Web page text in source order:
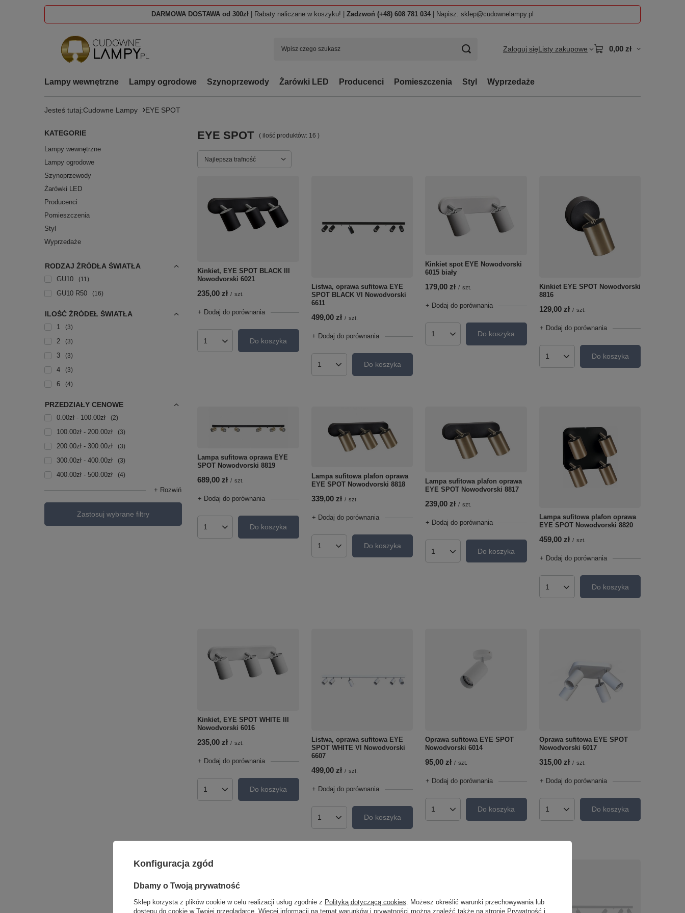
DARMOWA DOSTAWA od 300zł | Rabaty naliczane w koszyku! | Zadzwoń (+48) 608 781 034 | Napisz: sklep@cudownelampy.pl
Zaloguj sięListy zakupowe 0,00 zł
Lampy wewnętrzne Lampy ogrodowe Szynoprzewody Żarówki LED Producenci Pomieszczenia Styl Wyprzedaże
Jesteś tutaj:Cudowne Lampy EYE SPOT
KATEGORIE
Lampy wewnętrzne
Lampy ogrodowe
Szynoprzewody
Żarówki LED
Producenci
Pomieszczenia
Styl
Wyprzedaże
RODZAJ ŹRÓDŁA ŚWIATŁA
GU10 11
GU10 R50 16
ILOŚĆ ŹRÓDEŁ ŚWIATŁA
1 3
2 3
3 3
4 3
6 4
PRZEDZIAŁY CENOWE
0.00zł - 100.00zł 2
100.00zł - 200.00zł 3
200.00zł - 300.00zł 3
300.00zł - 400.00zł 3
400.00zł - 500.00zł 4
+ Rozwiń
Zastosuj wybrane filtry
EYE SPOT ( ilość produktów: 16 )
Zmień sortowanie
Najlepsza trafność
Kinkiet, EYE SPOT BLACK III
Nowodvorski 6021
235,00 zł / szt.
+ Dodaj do porównania
Ilość produktówDo koszyka
Listwa, oprawa sufitowa EYE
SPOT BLACK VI Nowodvorski
6611
499,00 zł / szt.
+ Dodaj do porównania
Ilość produktówDo koszyka
Kinkiet spot EYE Nowodvorski
6015 biały
179,00 zł / szt.
+ Dodaj do porównania
Ilość produktówDo koszyka
Kinkiet EYE SPOT Nowodvorski
8816
129,00 zł / szt.
+ Dodaj do porównania
Ilość produktówDo koszyka
Lampa sufitowa oprawa EYE
SPOT Nowodvorski 8819
689,00 zł / szt.
+ Dodaj do porównania
Ilość produktówDo koszyka
Lampa sufitowa plafon oprawa
EYE SPOT Nowodvorski 8818
339,00 zł / szt.
+ Dodaj do porównania
Ilość produktówDo koszyka
Lampa sufitowa plafon oprawa
EYE SPOT Nowodvorski 8817
239,00 zł / szt.
+ Dodaj do porównania
Ilość produktówDo koszyka
Lampa sufitowa plafon oprawa
EYE SPOT Nowodvorski 8820
459,00 zł / szt.
+ Dodaj do porównania
Ilość produktówDo koszyka
Kinkiet, EYE SPOT WHITE III
Nowodvorski 6016
235,00 zł / szt.
+ Dodaj do porównania
Ilość produktówDo koszyka
Listwa, oprawa sufitowa EYE
SPOT WHITE VI Nowodvorski
6607
499,00 zł / szt.
+ Dodaj do porównania
Ilość produktówDo koszyka
Oprawa sufitowa EYE SPOT
Nowodvorski 6014
95,00 zł / szt.
+ Dodaj do porównania
Ilość produktówDo koszyka
Oprawa sufitowa EYE SPOT
Nowodvorski 6017
315,00 zł / szt.
+ Dodaj do porównania
Ilość produktówDo koszyka
Konfiguracja zgód
Dbamy o Twoją prywatność
Sklep korzysta z plików cookie w celu realizacji usług zgodnie z Polityką dotyczącą cookies . Możesz określić warunki przechowywania lub
dostępu do cookie w Twojej przeglądarce. Więcej informacji na temat warunków i prywatności można znaleźć także na stronie Prywatność i